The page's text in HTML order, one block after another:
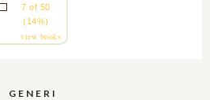
7 of 50
(14%)
view books
GENERI